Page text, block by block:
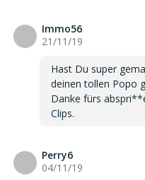
Immo56
21/11/19
Hast Du super
deinen tollen Popo
Danke fürs
Clips.
Perry6
04/11/19